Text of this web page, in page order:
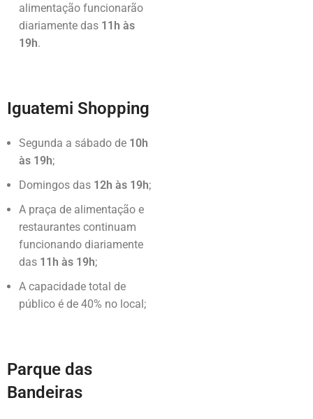
alimentação funcionarão
diariamente das 11h às
19h.
Iguatemi Shopping
Segunda a sábado de 10h
às 19h;
Domingos das 12h às 19h;
A praça de alimentação e
restaurantes continuam
funcionando diariamente
das 11h às 19h;
A capacidade total de
público é de 40% no local;
Parque das
Bandeiras